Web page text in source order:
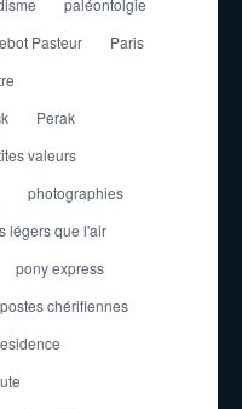
paléontolgie
Pasteur
Paris
Perak
valeurs
photographies
légers que l'air
pony express
postes chérifiennes